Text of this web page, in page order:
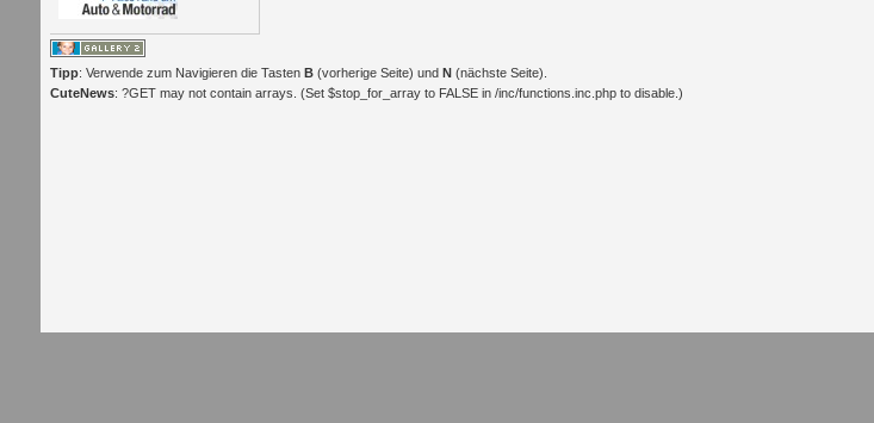
Tipp: Verwende zum Navigieren die Tasten B(vorherige Seite) und N(nächste Seite).
CuteNews: ?GET may not contain arrays. (Set $stop_for_array to FALSE in /inc/functions.inc.php to disable.)